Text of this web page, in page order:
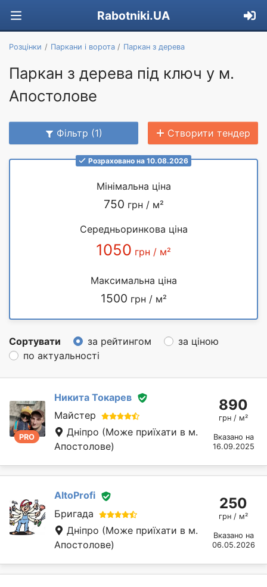
Rabotniki.UA
Розцінки Паркани і ворота Паркан з дерева
Паркан з дерева під ключ у м.
Апостолове
Фільтр (1) Створити тендер
Розраховано на 10.08.2026
Мінімальна ціна
750 грн / м²
Середньоринкова ціна
1050 грн / м²
Максимальна ціна
1500 грн / м²
Сортувати за рейтингом
за ціною
по актуальності
PRO
Никита Токарев
Майстер
Дніпро (Може приїхати в м.
Апостолове)
890
грн / м²
Вказано на
16.09.2025
AltoProfi
Бригада
Дніпро (Може приїхати в м.
Апостолове)
250
грн / м²
Вказано на
06.05.2026